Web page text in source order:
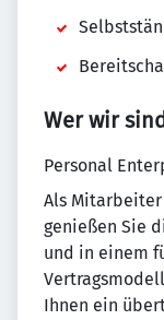
Wer wir
Personal
Als Mitarbeiter
genießen Sie
und in einem
Ihnen ein